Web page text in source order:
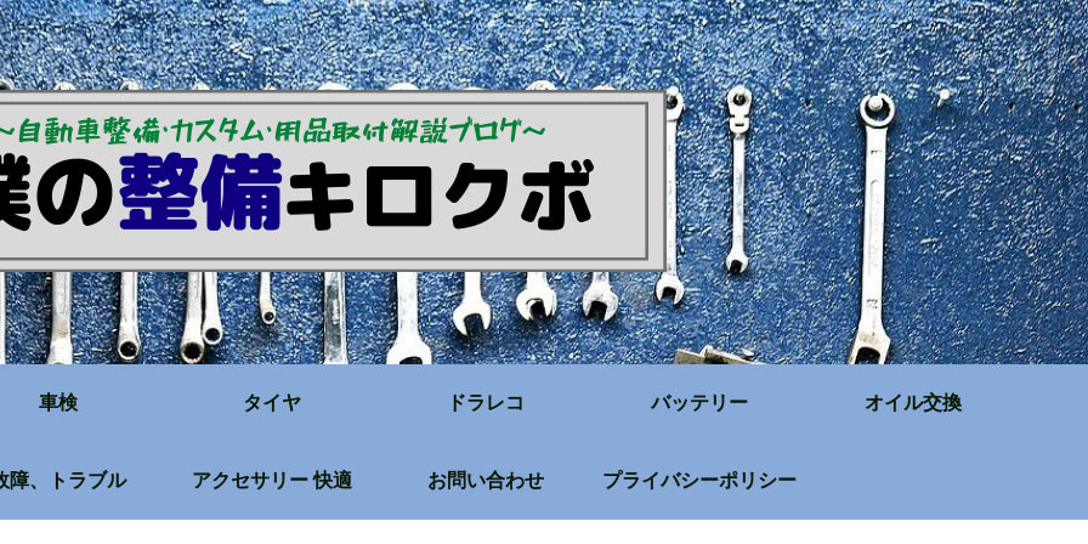
車検 タイヤ ドラレコ バッテリー オイル交換
障、トラブル アクセサリー 快適 お問い合わせ プライバシーポリシー